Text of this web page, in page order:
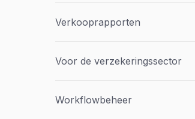
Verkooprapporten
Voor de verzekeringssector
Workflowbeheer